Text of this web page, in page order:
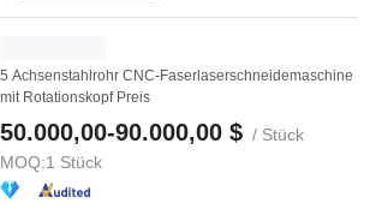
5 Achsenstahlrohr CNC-Faserlaserschneidemaschine
mit Rotationskopf Preis
50.000,00-90.000,00 $ / Stück
MOQ:1 Stück